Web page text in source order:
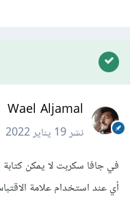
Wael Aljamal
نشر19 يناير 2022
في جافا سكربت لا يمكن
أي عند استخدام علامة